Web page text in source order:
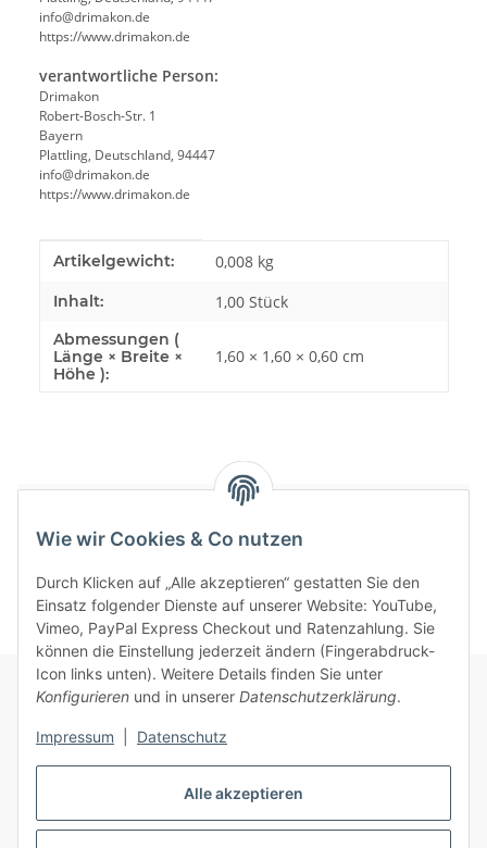
Alle akzeptieren
Wie wir Cookies & Co nutzen
Durch Klicken auf „Alle akzeptieren“ gestatten Sie den
Einsatz folgender Dienste auf unserer Website: YouTube,
Vimeo, PayPal Express Checkout und Ratenzahlung. Sie
können die Einstellung jederzeit ändern (Fingerabdruck-
Icon links unten). Weitere Details finden Sie unter
Konfigurieren und in unserer Datenschutzerklärung.
Impressum Datenschutz
info@drimakon.de
https://www.drimakon.de
verantwortliche Person:
Drimakon
Robert-Bosch-Str. 1
Bayern
Plattling, Deutschland, 94447
info@drimakon.de
https://www.drimakon.de
Produkteigenschaft
Wert
Artikelgewicht: 0,008 kg
Inhalt: 1,00 Stück
Abmessungen (
Länge × Breite ×
Höhe ):
1,60 × 1,60 × 0,60 cm
Informationen
Gesetzliche Informationen